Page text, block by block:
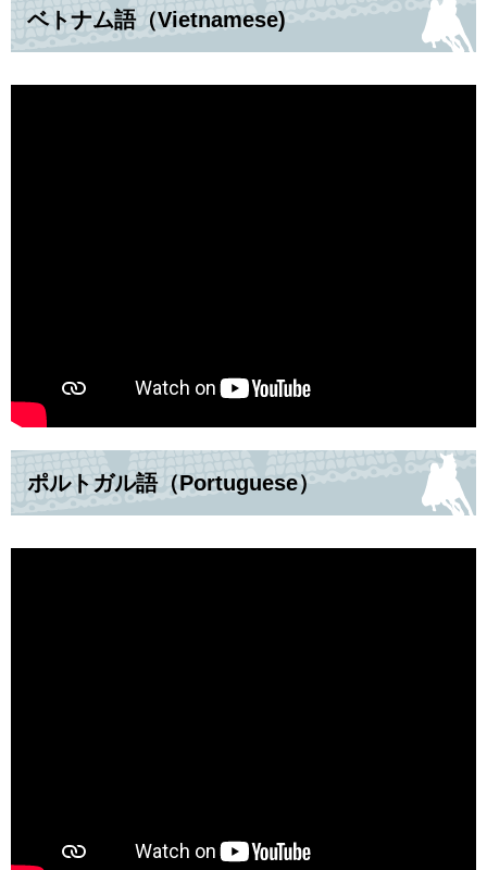
ベトナム語（Vietnamese)
ポルトガル語（Portuguese）